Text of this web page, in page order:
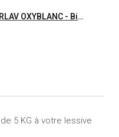
Agent blanchissant liquide ORLAV OXYBLANC - Bidon 20L
5 KG à votre lessive